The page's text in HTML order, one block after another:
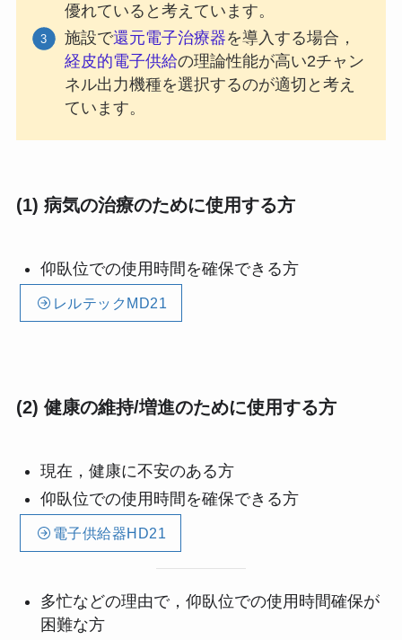
優れていると考えています。
施設で還元電子治療器を導入する場合，
経皮的電子供給の理論性能が高い2チャン
ネル出力機種を選択するのが適切と考え
ています。
(1) 病気の治療のために使用する方
仰臥位での使用時間を確保できる方
レルテックMD21
(2) 健康の維持/増進のために使用する方
現在，健康に不安のある方
仰臥位での使用時間を確保できる方
電子供給器HD21
多忙などの理由で，仰臥位での使用時間確保が
困難な方